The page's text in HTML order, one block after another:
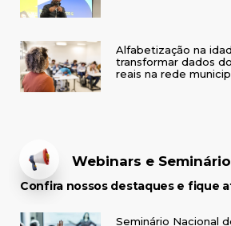
Alfabetização na
transformar dados
reais na rede
Webinars e
Confira nossos destaques e fique
Seminário Nacional